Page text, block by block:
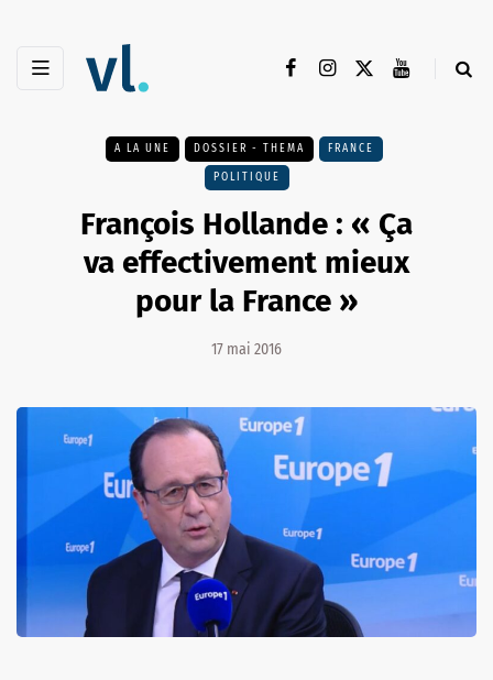
A LA UNE DOSSIER - THEMA FRANCE
POLITIQUE
François Hollande : « Ça
va effectivement mieux
pour la France »
17 mai 2016